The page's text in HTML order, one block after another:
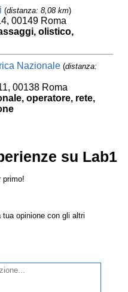
(distanza: 8,08 km)
00149 Roma
olistico,
Nazionale (distanza:
00138 Roma
operatore, rete,
su Lab1
primo!
opinione con gli altri